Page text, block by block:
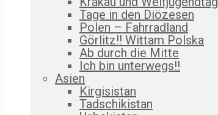
Tage in den Diözesen
Polen – Fahrradland
Görlitz!! Wittam Polska
Ab durch die Mitte
Ich bin unterwegs!!
Asien
Kirgisistan
Tadschikistan